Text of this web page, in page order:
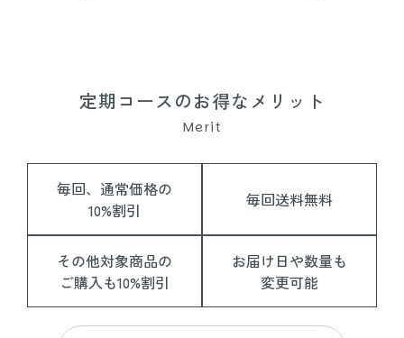
定期コースのお得なメリット
Merit
毎回、通常価格の
10%割引
毎回送料無料
その他対象商品の
ご購入も10%割引
お届け日や数量も
変更可能